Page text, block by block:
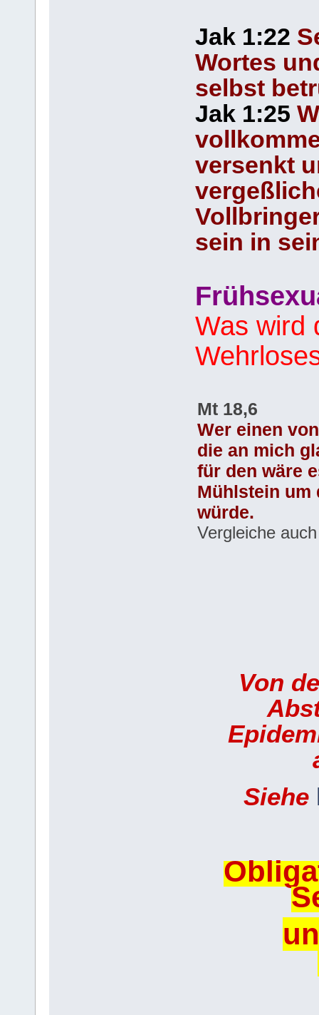
Jak 1:22
Wortes
selbst
Jak 1:25
versenkt
sein in
Was wird
Mt 18,6
Wer einen
die an mich
für den wäre
Mühlstein um
würde.
Vergleiche
Von
Siehe